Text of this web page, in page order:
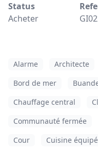
Status
Acheter
Alarme Architecte
Bord de mer
Chauffage central
Communauté fermée
Cour
Cuisine